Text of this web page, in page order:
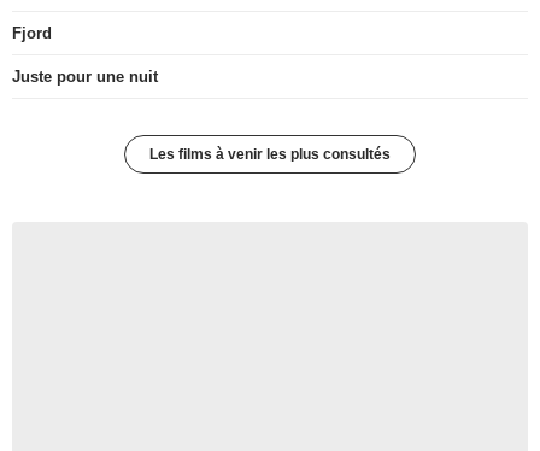
Fjord
Juste pour une nuit
Les films à venir les plus consultés